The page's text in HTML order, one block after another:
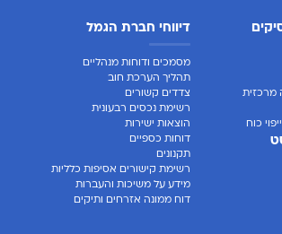
מרכזית
כוח
דיווחי חברת הגמל
מסמכים ודוחות מנהליים
תהליך הערכת חוב
צדדים קשורים
רשימת נכסים רבעונית
הוצאות ישירות
דוחות כספיים
תקנונים
רשימת קישורים אסיפות כלליות
מידע על משיכות והעברות
דוח ממונה אזרחים ותיקים